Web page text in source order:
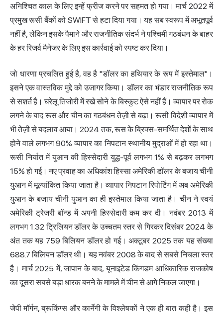
अनिश्चित काल के लिए इन्हें फ्रीज करने पर सहमत हो गया। मार्च 2022 में
प्रमुख रूसी बैंकों को SWIFT से हटा दिया गया। यह सब स्वरूप में अभूतपूर्व
नहीं है, लेकिन इसके पैमाने और राजनीतिक संदर्भ ने पश्चिमी गठबंधन के बाहर
के हर रिजर्व मैनेजर के लिए इस कार्रवाई को स्पष्ट कर दिया।
जो धारणा प्रचलित हुई है, वह है "डॉलर का हथियार के रूप में इस्तेमाल"।
इसने एक वास्तविक मुद्दे को उजागर किया। डॉलर का भंडार राजनीतिक रूप
से सशर्त है। घरेलू तिजोरी में रखे सोने के बिस्कुट ऐसे नहीं हैं। व्यापार पर रोक
लगने के बाद रूस और चीन का गठबंधन तेज़ी से बढ़ा। रूसी विदेशी व्यापार में
भी तेज़ी से बदलाव आया। 2024 तक, रूस के ब्रिक्स-समर्थित देशों के साथ
होने वाले लगभग 90% व्यापार का निपटान स्थानीय मुद्राओं में हो रहा था।
रूसी निर्यात में युआन की हिस्सेदारी युद्ध-पूर्व लगभग 1% से बढ़कर लगभग
15% हो गई। नए प्रवाह का अधिकांश हिस्सा अमेरिकी डॉलर के बजाय चीनी
युआन में मूल्यांकित किया जाता है। व्यापार निपटान रिपोर्टिंग में अब अमेरिकी
युआन के बजाय चीनी युआन का ही इस्तेमाल किया जाता है। चीन ने स्वयं
अमेरिकी ट्रेजरी बॉन्ड में अपनी हिस्सेदारी कम कर दी। नवंबर 2013 में
लगभग 1.32 ट्रिलियन डॉलर के उच्चतम स्तर से गिरकर दिसंबर 2024 के
अंत तक यह 759 बिलियन डॉलर हो गई। अक्टूबर 2025 तक यह संख्या
688.7 बिलियन डॉलर थी। यह नवंबर 2008 के बाद से सबसे निचला स्तर
है। मार्च 2025 में, जापान के बाद, यूनाइटेड किंगडम आधिकारिक राजकोष
का दूसरा सबसे बड़ा धारक बनने के मामले में चीन से आगे निकल जाएगा।
जेपी मॉर्गन, ब्रूकिंग्स और कार्नेगी के विश्लेषकों ने एक ही बात कही है। इस